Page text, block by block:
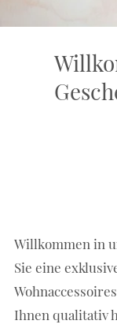
Willkommen in
Sie eine
Ihnen qualitativ